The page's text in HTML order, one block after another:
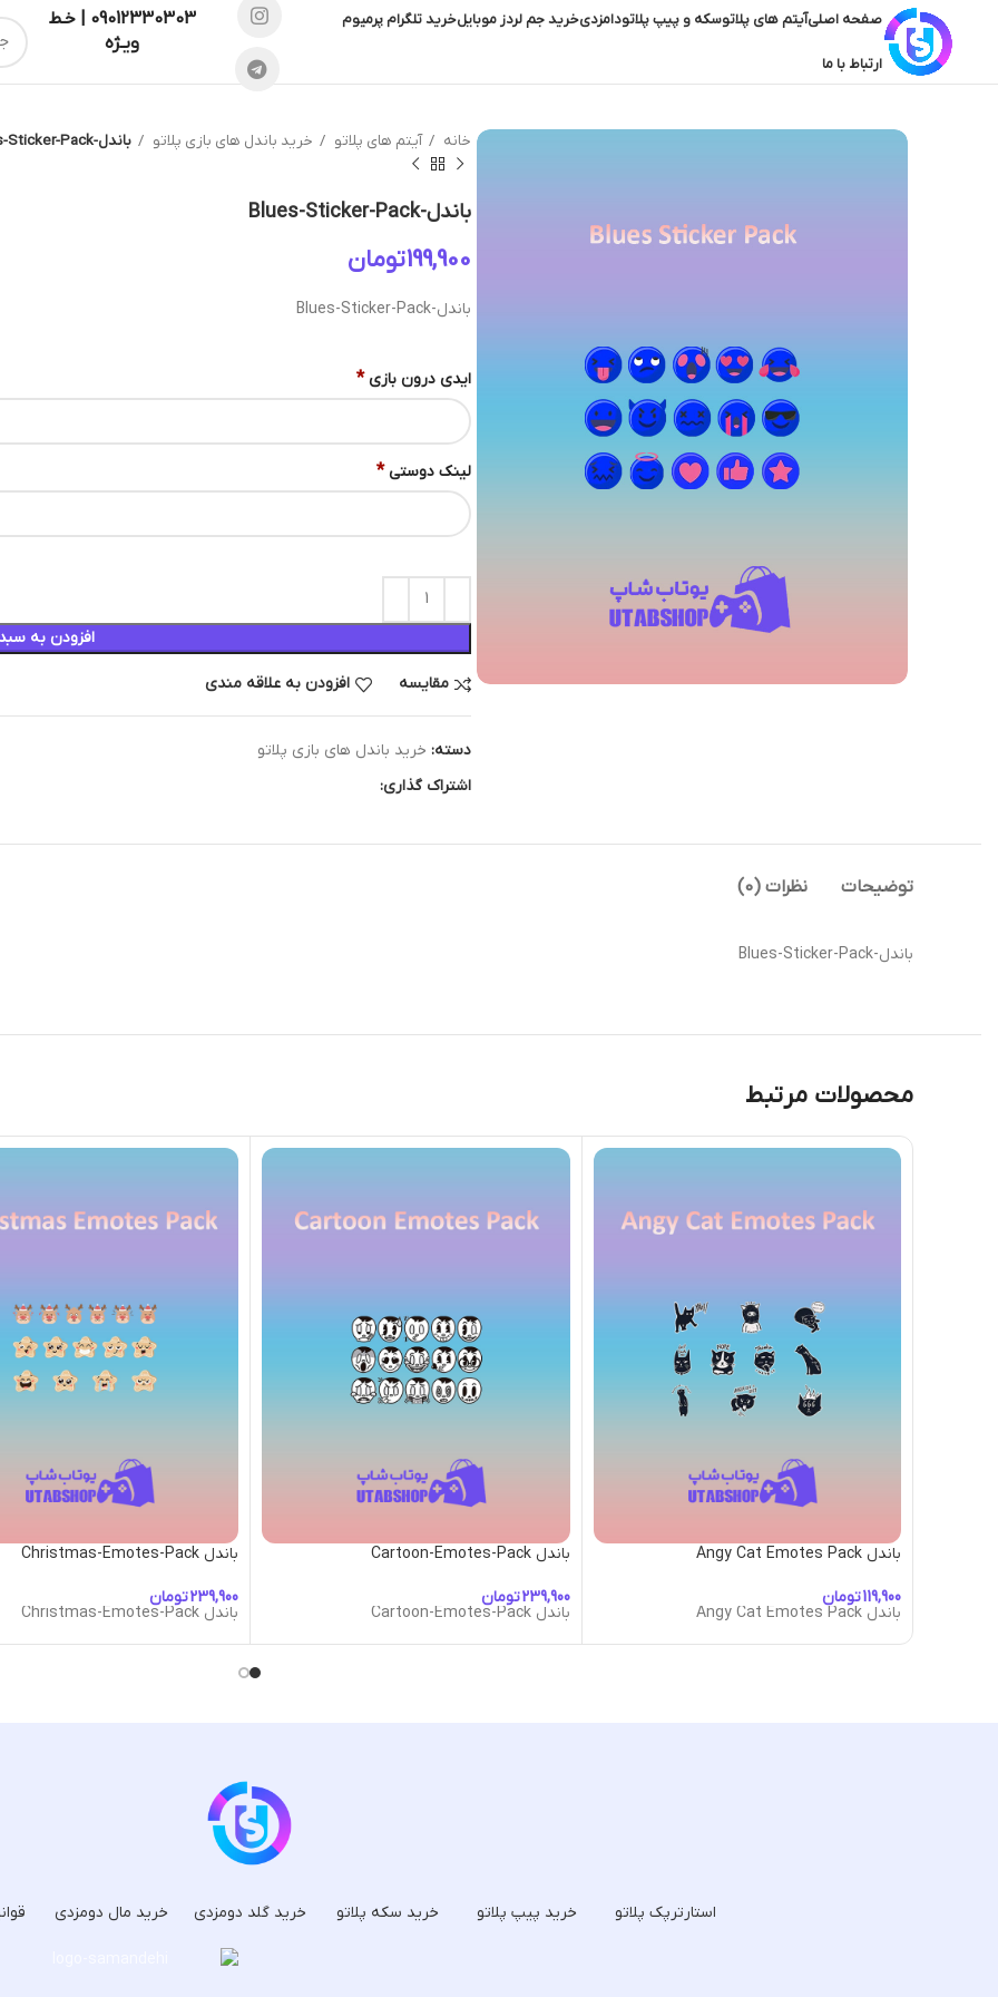
صفحه اصلیآیتم های پلاتوسکه و پیپ پلاتودامزدیخرید جم لردز موبایلخرید تلگرام پرمیوم
ارتباط با ما
09012330303 | خـط
ویـژه
خانه آیتم های پلاتو خرید باندل های بازی پلاتو باندل-Blues-Sticker-Pack
باندل-Blues-Sticker-Pack
تومان
باندل-Blues-Sticker-Pack
ایدی درون بازی *
لینک دوستی *
افزودن به
مقایسه افزودن به علاقه مندی
دسته: خرید باندل های بازی پلاتو
اشتراک گذاری:
توضیحات نظرات (0)
باندل-Blues-Sticker-Pack
محصولات مرتبط
باندل Angy Cat Emotes Pack
تومان
باندل Angy Cat Emotes Pack
باندل Cartoon-Emotes-Pack
تومان
باندل Cartoon-Emotes-Pack
باندل Christmas-Emotes-Pack
تومان
باندل Christmas-Emotes-Pack
استارترپک پلاتو خرید پیپ پلاتو خرید سکه پلاتو خرید گلد دومزدی خرید مال دومزدی